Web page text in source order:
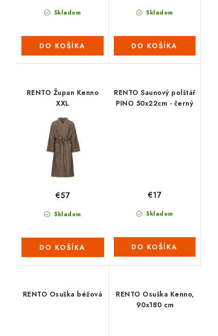
Skladom
DO KOŠÍKA
Skladom
DO KOŠÍKA
RENTO Župan Kenno
XXL
Skladom
€57
DO KOŠÍKA
RENTO Saunový polštář
PINO 50x22cm - černý
Skladom
€17
DO KOŠÍKA
RENTO Osuška béžová
RENTO Osuška Kenno,
90x180 cm